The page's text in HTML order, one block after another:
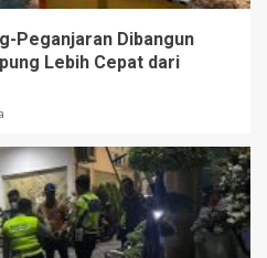
Peganjaran Dibangun
Lebih Cepat dari